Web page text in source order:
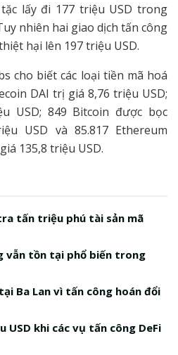
lấy đi 177 triệu USD trong
nhiên hai giao dịch tấn công
hại lên 197 triệu USD.
cho biết các loại tiền mã hoá
DAI trị giá 8,76 triệu USD;
USD; 849 Bitcoin được bọc
USD và 85.817 Ethereum
135,8 triệu USD.
tấn triệu phú tài sản mã
vẫn tồn tại phổ biến trong
Ba Lan vì tấn công hoán đổi
USD khi các vụ tấn công DeFi